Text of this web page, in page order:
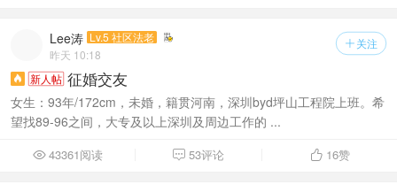
 关注
Lee涛 Lv.5 社区法老
昨天 10:18
 新人帖 征婚交友
女生：93年/172cm，未婚，籍贯河南，深圳byd坪山工程院上班。希
望找89-96之间，大专及以上深圳及周边工作的 ...
43361阅读  53评论  16赞